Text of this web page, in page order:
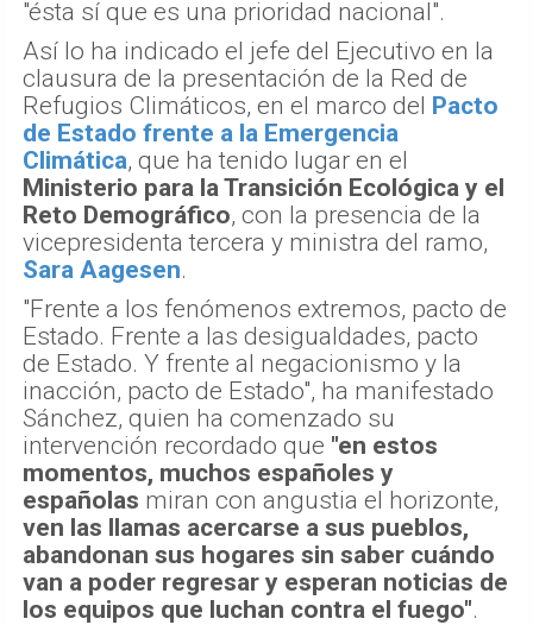
"ésta sí que es una prioridad nacional".
Así lo ha indicado el jefe del Ejecutivo en la
clausura de la presentación de la Red de
Refugios Climáticos, en el marco del Pacto
de Estado frente a la Emergencia
Climática, que ha tenido lugar en el
Ministerio para la Transición Ecológica y el
Reto Demográfico, con la presencia de la
vicepresidenta tercera y ministra del ramo,
Sara Aagesen.
"Frente a los fenómenos extremos, pacto de
Estado. Frente a las desigualdades, pacto
de Estado. Y frente al negacionismo y la
inacción, pacto de Estado", ha manifestado
Sánchez, quien ha comenzado su
intervención recordado que "en estos
momentos, muchos españoles y
españolas miran con angustia el horizonte,
ven las llamas acercarse a sus pueblos,
abandonan sus hogares sin saber cuándo
van a poder regresar y esperan noticias de
los equipos que luchan contra el fuego".